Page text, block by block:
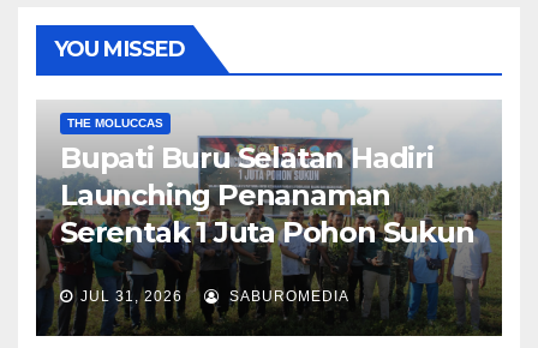
YOU MISSED
THE MOLUCCAS
Bupati Buru Selatan Hadiri
Launching Penanaman
Serentak 1 Juta Pohon Sukun
JUL 31, 2026 SABUROMEDIA
AMBON METRO JURNALISME AKTIVIS
POLITIK & PEMERINTAHAN